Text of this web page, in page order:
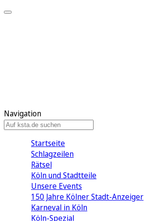
Navigation
Startseite
Schlagzeilen
Rätsel
Köln und Stadtteile
Unsere Events
150 Jahre Kölner Stadt-Anzeiger
Karneval in Köln
Köln-Spezial